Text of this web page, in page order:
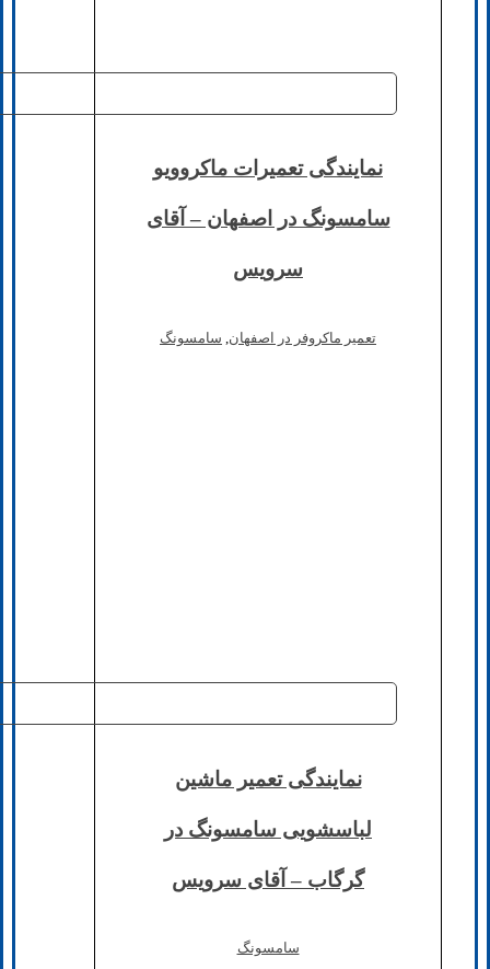
نمایندگی تعمیرات ماکروویو
سامسونگ در اصفهان – آقای
سرویس
تعمیر ماکروفر در اصفهان, سامسونگ
نمایندگی تعمیر ماشین
لباسشویی سامسونگ در
گرگاب – آقای سرویس
سامسونگ